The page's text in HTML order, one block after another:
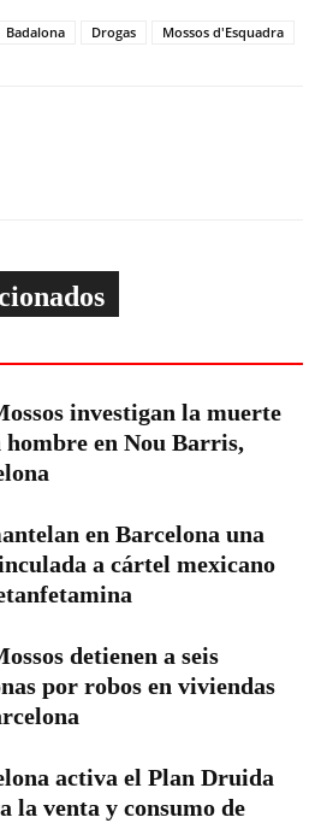
Badalona Drogas Mossos d'Esquadra
investigan la muerte
hombre en Nou Barris,
en Barcelona una
a cártel mexicano
detienen a seis
por robos en viviendas
activa el Plan Druida
la venta y consumo de